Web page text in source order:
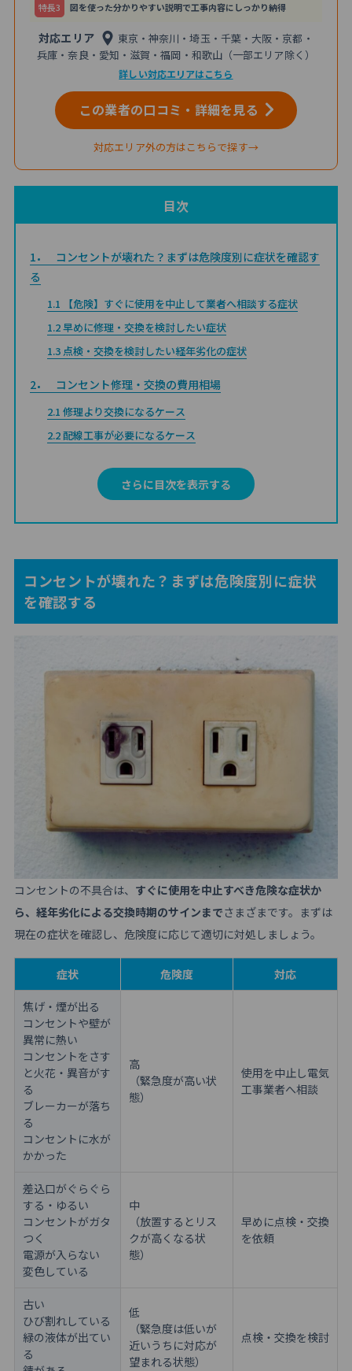
特⻑3 図を使った分かりやすい説明で工事内容にしっかり納得
対応エリア
東京・神奈川・埼玉・千葉・大阪・京都・
兵庫・奈良・愛知・滋賀・福岡・和歌山（一部エリア除く）
詳しい対応エリアはこちら
この業者の口コミ・詳細を見る
対応エリア外の方はこちらで探す→
目次
1
コンセントが壊れた？まずは危険度別に症状を確認す
る
1.1 【危険】すぐに使用を中止して業者へ相談する症状
1.2早めに修理・交換を検討したい症状
1.3点検・交換を検討したい経年劣化の症状
2 コンセント修理・交換の費用相場
2.1 修理より交換になるケース
2.2配線工事が必要になるケース
コンセントの不具合が起こる主な原因
コンセントが故障したにやってはいけない行為
4.1壊れたまま使い続けない
5
コンセントが壊れた！修理・交換を依頼する業者の選
び方
5.2料金だけでなく対応内容も比較する
コンセントが壊れた場合は危険度を確認して早めに対
さらに目次を表示する
コンセントが壊れた？まずは危険度別に症状
を確認する
コンセントの不具合は、 すぐに使用を中止すべき危険な症状か
ら、経年劣化による交換時期のサインまでさまざまです。まずは
現在の症状を確認し、危険度に応じて適切に対処しましょう。
症状 危険度 対応
焦げ・煙が出る
コンセントや壁が
異常に熱い
コンセントをさす
と火花・異音がす
る
ブレーカーが落ち
る
コンセントに水が
かかった
高
（緊急度が高い状
態）
使用を中止し電気
工事業者へ相談
差込口がぐらぐら
する・ゆるい
コンセントがガタ
つく
電源が入らない
変色している
中
（放置するとリス
クが高くなる状
態）
早めに点検・交換
を依頼
古い
ひび割れしている
緑の液体が出てい
る
低
（緊急度は低いが
近いうちに対応が
望まれる状態）
点検・交換を検討